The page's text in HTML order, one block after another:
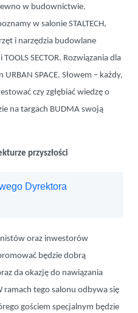
w budownictwie.
w salonie STALTECH,
i narzędzia budowlane
SECTOR. Rozwiązania dla
SPACE. Słowem – każdy,
czy zgłębiać wiedzę o
na targach BUDMA swoją
przyszłości
Dyrektora
oraz inwestorów
będzie dobrą
da okazję do nawiązania
tego salonu odbywa się
gościem specjalnym będzie